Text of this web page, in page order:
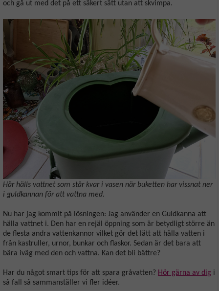
och gå ut med det på ett säkert sätt utan att skvimpa.
Här hälls vattnet som står kvar i vasen när buketten har vissnat ner
i guldkannan för att vattna med.
Nu har jag kommit på lösningen: Jag använder en Guldkanna att
hälla vattnet i. Den har en rejäl öppning som är betydligt större än
de flesta andra vattenkannor vilket gör det lätt att hälla vatten i
från kastruller, urnor, bunkar och flaskor. Sedan är det bara att
bära iväg med den och vattna. Kan det bli bättre?
Har du något smart tips för att spara gråvatten? Hör gärna av dig i
så fall så sammanställer vi fler idéer.